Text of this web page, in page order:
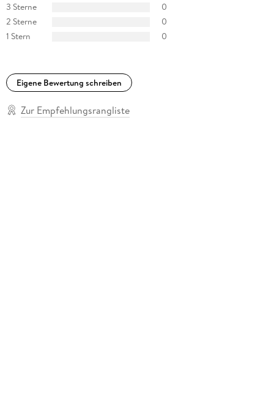
3 Sterne
0
2 Sterne
0
1 Stern
0
Eigene Bewertung schreiben
Zur Empfehlungsrangliste